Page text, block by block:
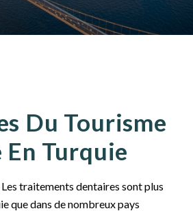
Du Tourisme
Turquie
Les traitements dentaires sont plus
que dans de nombreux pays